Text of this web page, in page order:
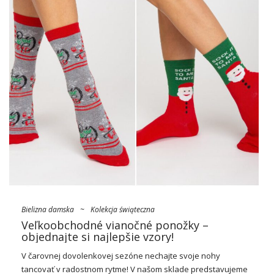
Bielizna damska ~ Kolekcja świąteczna
Veľkoobchodné vianočné ponožky –
objednajte si najlepšie vzory!
V čarovnej dovolenkovej sezóne nechajte svoje nohy
tancovať v radostnom rytme! V našom sklade predstavujeme